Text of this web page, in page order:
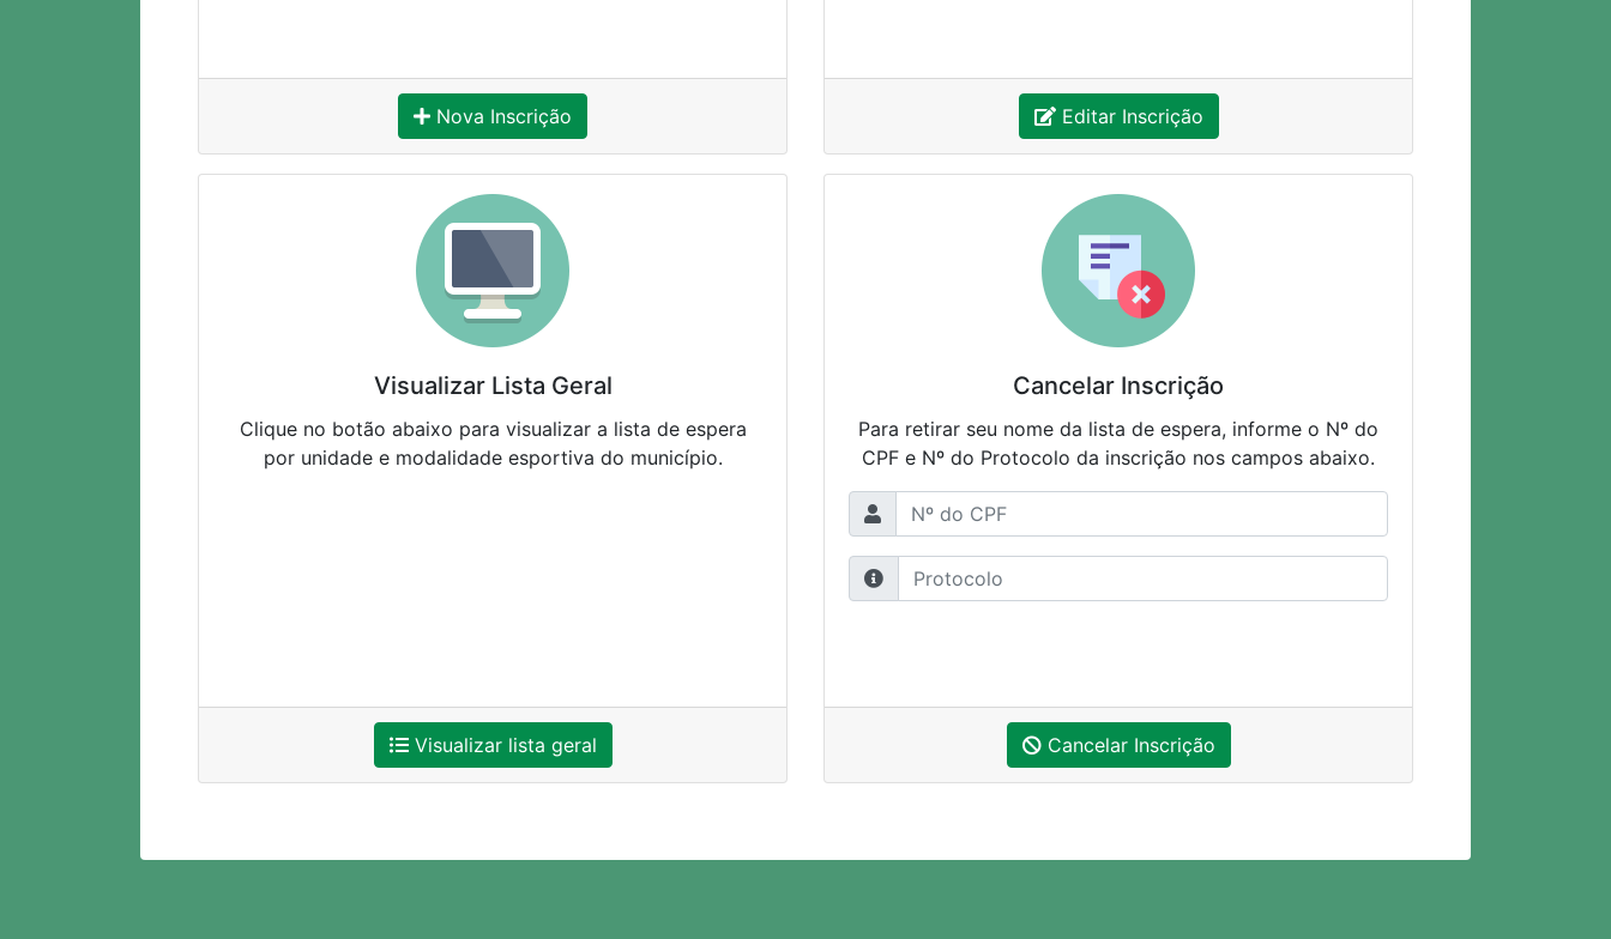
Nova Inscrição Editar Inscrição
Visualizar Lista Geral
Clique no botão abaixo para visualizar a lista de espera
por unidade e modalidade esportiva do município.
Visualizar lista geral
Cancelar Inscrição
Para retirar seu nome da lista de espera, informe o Nº do
CPF e Nº do Protocolo da inscrição nos campos abaixo.
Cancelar Inscrição